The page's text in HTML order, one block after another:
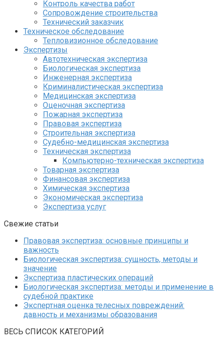
Контроль качества работ
Сопровождение строительства
Технический заказчик
Техническое обследование
Тепловизионное обследование
Экспертизы
Автотехническая экспертиза
Биологическая экспертиза
Инженерная экспертиза
Криминалистическая экспертиза
Медицинская экспертиза
Оценочная экспертиза
Пожарная экспертиза
Правовая экспертиза
Строительная экспертиза
Судебно-медицинская экспертиза
Техническая экспертиза
Компьютерно-техническая экспертиза
Товарная экспертиза
Финансовая экспертиза
Химическая экспертиза
Экономическая экспертиза
Экспертиза услуг
Свежие статьи
Правовая экспертиза: основные принципы и
важность
Биологическая экспертиза: сущность, методы и
значение
Экспертиза пластических операций
Биологическая экспертиза: методы и применение в
судебной практике
Экспертная оценка телесных повреждений:
давность и механизмы образования
ВЕСЬ СПИСОК КАТЕГОРИЙ